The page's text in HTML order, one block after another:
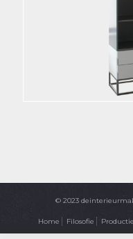
© 2023
Home Filosofie Productie